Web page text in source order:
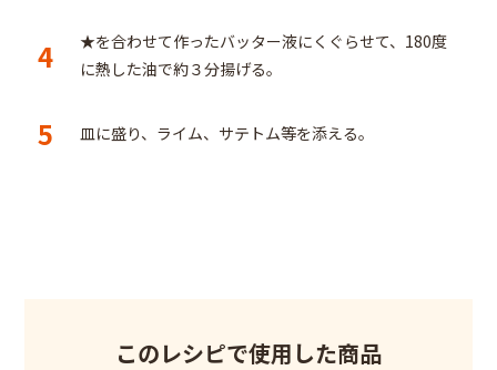
4
★を合わせて作ったバッター液にくぐらせて、180度
に熱した油で約３分揚げる。
5 皿に盛り、ライム、サテトム等を添える。
このレシピで使用した商品